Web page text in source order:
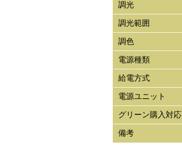
調光
調光範囲
調色
電源種類
給電方式
電源ユニット
グリーン購入対応
備考